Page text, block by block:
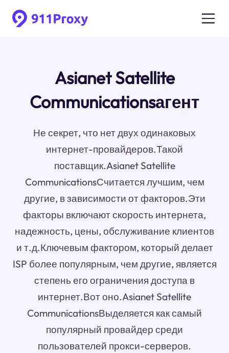
Asianet Satellite
Communicationsагент
Не секрет, что нет двух одинаковых
интернет-провайдеров.Такой
поставщик.Asianet Satellite
CommunicationsСчитается лучшим, чем
другие, в зависимости от факторов.Эти
факторы включают скорость интернета,
надежность, цены, обслуживание клиентов
и т.д.Ключевым фактором, который делает
ISP более популярным, чем другие, является
степень его ограничения доступа в
интернет.Вот оно.Asianet Satellite
CommunicationsВыделяется как самый
популярный провайдер среди
пользователей прокси-серверов.